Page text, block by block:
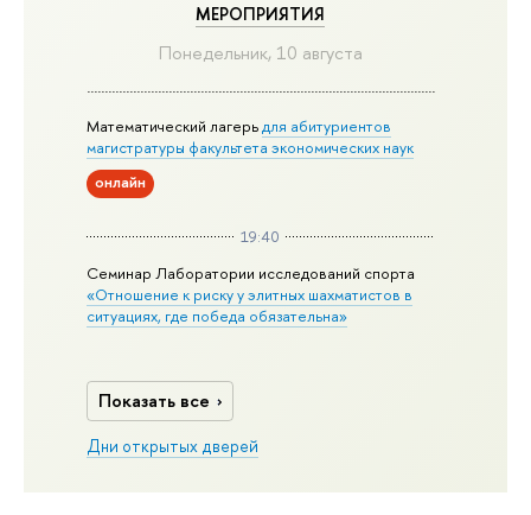
МЕРОПРИЯТИЯ
Понедельник, 10 августа
Математический лагерьдля абитуриентов
магистратуры факультета экономических наук
онлайн
19:40
Семинар Лаборатории исследований спорта
«Отношение к риску у элитных шахматистов в
ситуациях, где победа обязательна»
Показать все
Дни открытых дверей